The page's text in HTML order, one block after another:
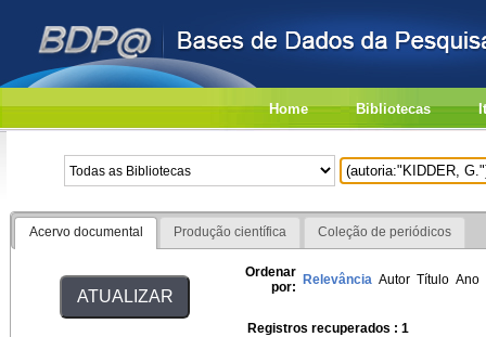
Home Bibliotecas
Acervo documental Produção científica Coleção de periódicos
Ordenar
por: Relevância Autor Título Ano
Registros recuperados : 1